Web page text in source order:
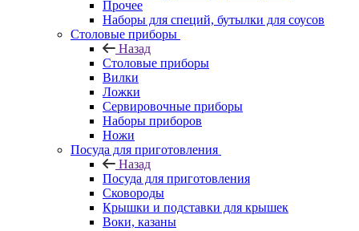
Прочее
Наборы для специй, бутылки для соусов
Столовые приборы
Назад
Столовые приборы
Вилки
Ложки
Сервировочные приборы
Наборы приборов
Ножи
Посуда для приготовления
Назад
Посуда для приготовления
Сковороды
Крышки и подставки для крышек
Воки, казаны